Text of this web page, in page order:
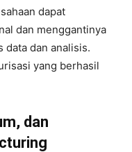
dapat
dan menggantinya
data dan analisis.
yang berhasil
dan